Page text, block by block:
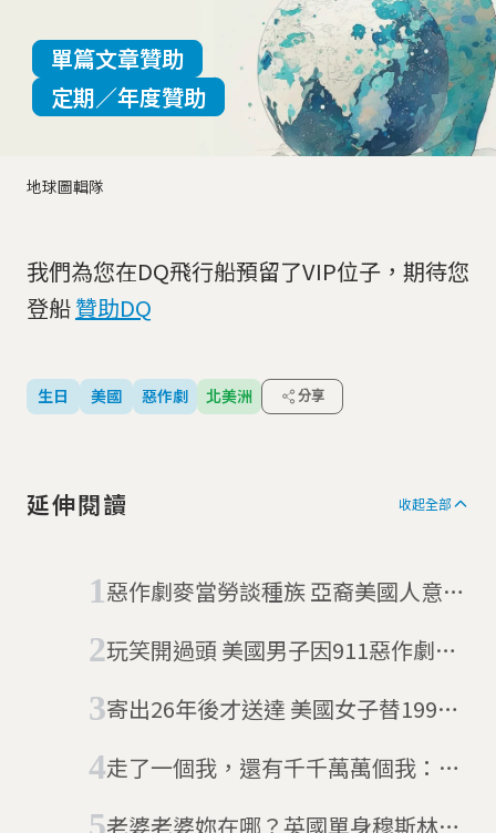
地球圖輯隊
單篇文章贊助
定期／年度贊助
我們為您在DQ飛行船預留了VIP位子，期待您
登船贊助DQ
生日 美國 惡作劇 北美洲 分享
延伸閱讀 收起全部
惡作劇麥當勞談種族 亞裔美國人意外
玩笑開過頭 美國男子因911惡作劇電
寄出26年後才送達 美國女子替1993
走了一個我，還有千千萬萬個我：美
老婆老婆妳在哪？英國單身穆斯林買